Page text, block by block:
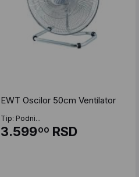
EWT Oscilor 50cm Ventilator
Tip: Podni...
3.59900 RSD